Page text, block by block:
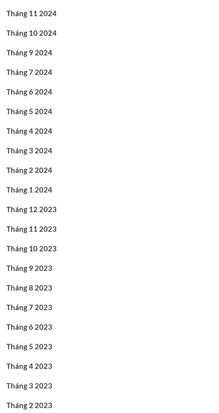
Tháng 11 2024
Tháng 10 2024
Tháng 9 2024
Tháng 7 2024
Tháng 6 2024
Tháng 5 2024
Tháng 4 2024
Tháng 3 2024
Tháng 2 2024
Tháng 1 2024
Tháng 12 2023
Tháng 11 2023
Tháng 10 2023
Tháng 9 2023
Tháng 8 2023
Tháng 7 2023
Tháng 6 2023
Tháng 5 2023
Tháng 4 2023
Tháng 3 2023
Tháng 2 2023